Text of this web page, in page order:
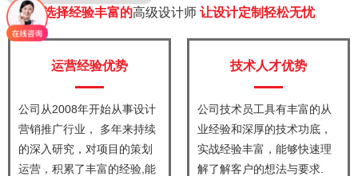
选择经验丰富的高级设计师 让设计定制轻松无忧
运营经验优势
公司从2008年开始从事设计
营销推广行业， 多年来持续
的深入研究，对项目的策划
运营，积累了丰富的经验,能
技术人才优势
公司技术员工具有丰富的从
业经验和深厚的技术功底，
实战经验丰富，能够快速理
解了解客户的想法与要求.